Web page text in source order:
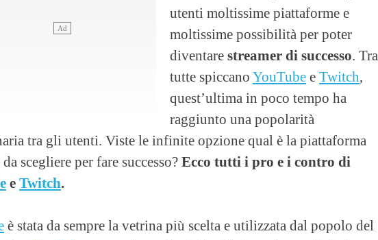
utenti moltissime piattaforme e
moltissime possibilità per poter
diventare streamer di successo . Tra
tutte spiccano YouTube e Twitch
quest’ultima in poco tempo ha
raggiunto una popolarità
tra gli utenti. Viste le infinite opzione qual è la piattaforma
scegliere per fare successo? Ecco tutti i pro e i contro di
e Twitch.
è stata da sempre la vetrina più scelta e utilizzata dal popolo del